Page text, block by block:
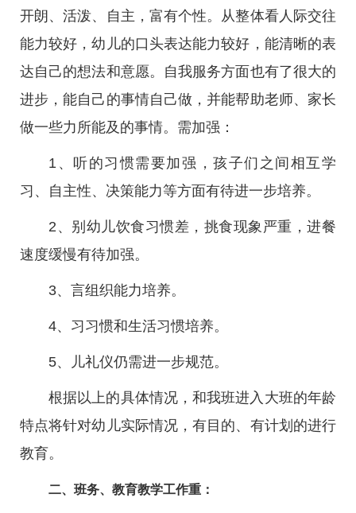
开朗、活泼、自主，富有个性。从整体看人际交往
能力较好，幼儿的口头表达能力较好，能清晰的表
达自己的想法和意愿。自我服务方面也有了很大的
进步，能自己的事情自己做，并能帮助老师、家长
做一些力所能及的事情。需加强：
1、听的习惯需要加强，孩子们之间相互学
习、自主性、决策能力等方面有待进一步培养。
2、别幼儿饮食习惯差，挑食现象严重，进餐
速度缓慢有待加强。
3、言组织能力培养。
4、习习惯和生活习惯培养。
5、儿礼仪仍需进一步规范。
根据以上的具体情况，和我班进入大班的年龄
特点将针对幼儿实际情况，有目的、有计划的进行
教育。
二、班务、教育教学工作重：